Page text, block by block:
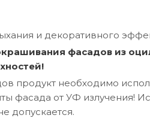
и декоративного
фасадов из
продукт необходимо
фасада от УФ излучения!
допускается.